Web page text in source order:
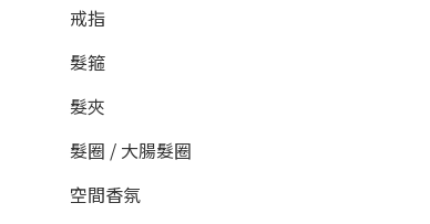
戒指
髮箍
髮夾
髮圈 / 大腸髮圈
空間香氛